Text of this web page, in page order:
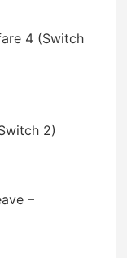
4 (Switch
2)
–